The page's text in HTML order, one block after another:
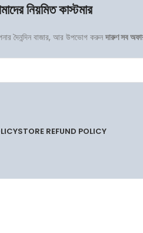
নিয়মিত কাস্টমার
বাজার, আর উপভোগ করুনদারুণ সব
STORE REFUND POLICY